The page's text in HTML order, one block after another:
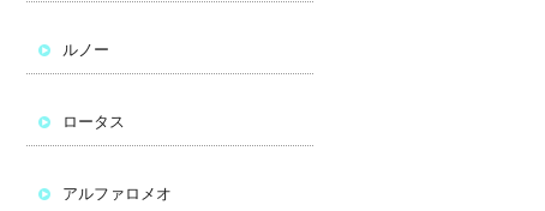
ルノー
ロータス
アルファロメオ